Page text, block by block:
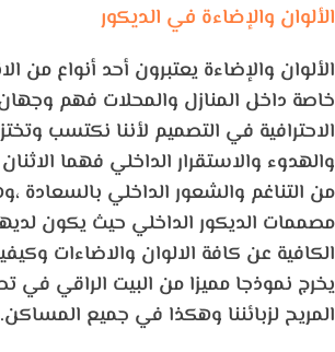
الألوان والإضاءة في الديكور
الألوان والإضاءة يعتبرون أحد أنواع من
خاصة داخل المنازل والمحلات فهم
الاحترافية في التصميم لأننا نكتسب
والهدوء والاستقرار الداخلي فهما
من التناغم والشعور الداخلي بالسعادة
مصممات الديكور الداخلي حيث يكون
الكافية عن كافة الالوان والاضاءات
يخرج نموذجا مميزا من البيت الراقي في
المريح لزبائننا وهكذا في جميع المساكن.